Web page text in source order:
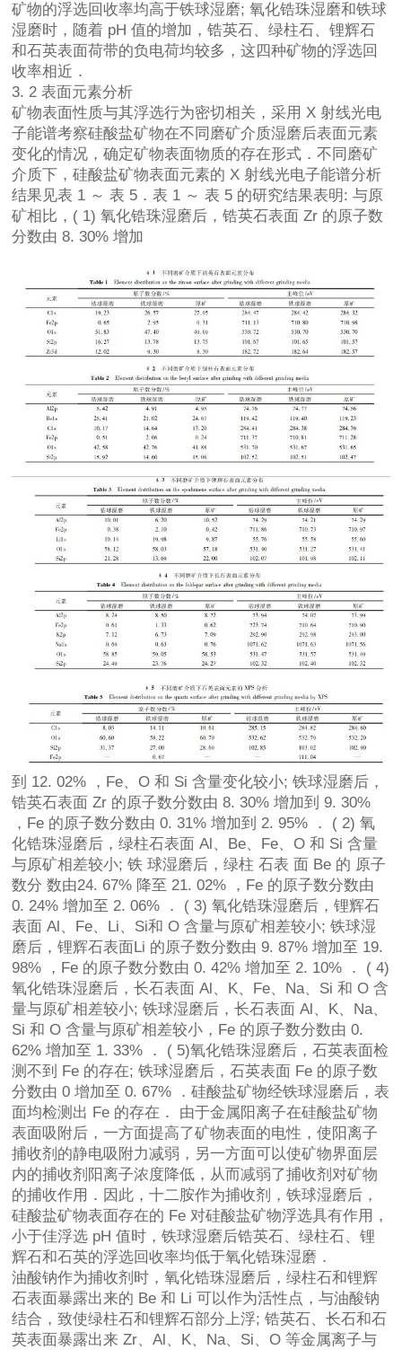
矿物的浮选回收率均高于铁球湿磨; 氧化锆珠湿磨和铁球
湿磨时，随着 pH 值的增加，锆英石、绿柱石、锂辉石
和石英表面荷带的负电荷均较多，这四种矿物的浮选回
收率相近．
3. 2 表面元素分析
矿物表面性质与其浮选行为密切相关，采用 X 射线光电
子能谱考察硅酸盐矿物在不同磨矿介质湿磨后表面元素
变化的情况，确定矿物表面物质的存在形式．不同磨矿
介质下，硅酸盐矿物表面元素的 X 射线光电子能谱分析
结果见表 1 ～ 表 5．表 1 ～ 表 5 的研究结果表明: 与原
矿相比，( 1) 氧化锆珠湿磨后，锆英石表面 Zr 的原子数
分数由 8. 30% 增加
到 12. 02% ，Fe、O 和 Si 含量变化较小; 铁球湿磨后，
锆英石表面 Zr 的原子数分数由 8. 30% 增加到 9. 30%
，Fe 的原子数分数由 0. 31% 增加到 2. 95% ． ( 2) 氧
化锆珠湿磨后，绿柱石表面 Al、Be、Fe、O 和 Si 含量
与原矿相差较小; 铁 球湿磨后，绿柱 石表 面 Be 的 原子
数分 数由24. 67% 降至 21. 02% ，Fe 的原子数分数由
0. 24% 增加至 2. 06% ． ( 3) 氧化锆珠湿磨后，锂辉石
表面 Al、Fe、Li、Si和 O 含量与原矿相差较小; 铁球湿
磨后，锂辉石表面Li 的原子数分数由 9. 87% 增加至 19.
98% ，Fe 的原子数分数由 0. 42% 增加至 2. 10% ． ( 4)
氧化锆珠湿磨后，长石表面 Al、K、Fe、Na、Si 和 O 含
量与原矿相差较小; 铁球湿磨后，长石表面 Al、K、Na、
Si 和 O 含量与原矿相差较小，Fe 的原子数分数由 0.
62% 增加至 1. 33% ． ( 5)氧化锆珠湿磨后，石英表面检
测不到 Fe 的存在; 铁球湿磨后，石英表面 Fe 的原子数
分数由 0 增加至 0. 67% ．硅酸盐矿物经铁球湿磨后，表
面均检测出 Fe 的存在． 由于金属阳离子在硅酸盐矿物
表面吸附后，一方面提高了矿物表面的电性，使阳离子
捕收剂的静电吸附力减弱，另一方面可以使矿物界面层
内的捕收剂阳离子浓度降低，从而减弱了捕收剂对矿物
的捕收作用．因此，十二胺作为捕收剂，铁球湿磨后，
硅酸盐矿物表面存在的 Fe 对硅酸盐矿物浮选具有作用，
小于佳浮选 pH 值时，铁球湿磨后锆英石、绿柱石、锂
辉石和石英的浮选回收率均低于氧化锆珠湿磨．
油酸钠作为捕收剂时，氧化锆珠湿磨后，绿柱石和锂辉
石表面暴露出来的 Be 和 Li 可以作为活性点，与油酸钠
结合，致使绿柱石和锂辉石部分上浮; 锆英石、长石和石
英表面暴露出来 Zr、Al、K、Na、Si、O 等金属离子与